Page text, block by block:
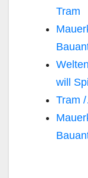
Tram
will
Tram